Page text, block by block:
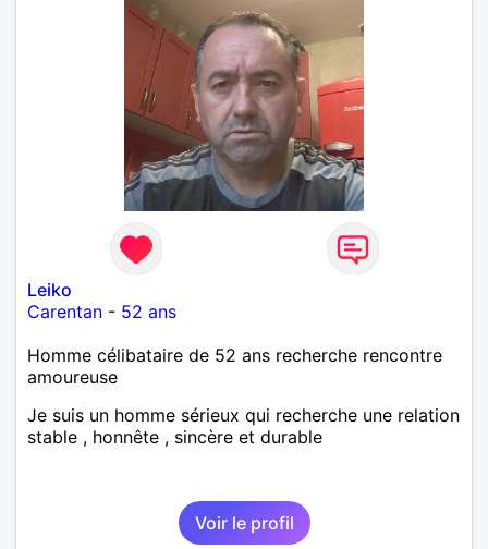
Leiko
Carentan - 52 ans
Homme célibataire de 52 ans recherche rencontre
amoureuse
Je suis un homme sérieux qui recherche une relation
stable , honnête , sincère et durable
Voir le profil